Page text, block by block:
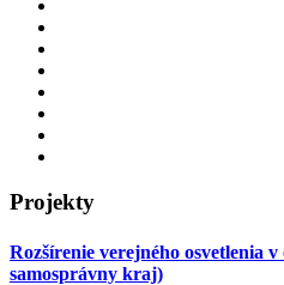
Projekty
Rozšírenie verejného osvetlenia
samosprávny kraj)